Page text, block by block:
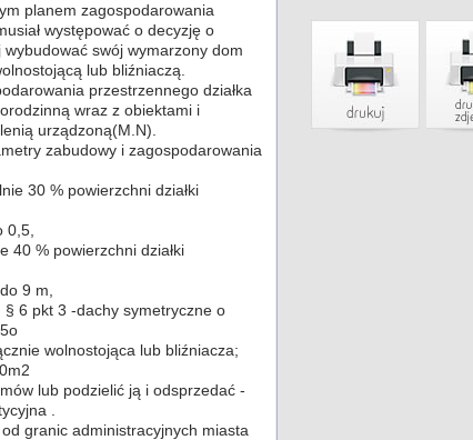
planem zagospodarowania
występować o decyzję o
swój wymarzony dom
lub bliźniaczą.
przestrzennego działka
wraz z obiektami i
urządzoną(M.N).
zabudowy i zagospodarowania
30 % powierzchni działki
0,5,
40 % powierzchni działki
9 m,
6 pkt 3 -dachy symetryczne o
wolnostojąca lub bliźniacza;
lub podzielić ją i odsprzedać -
.
granic administracyjnych miasta